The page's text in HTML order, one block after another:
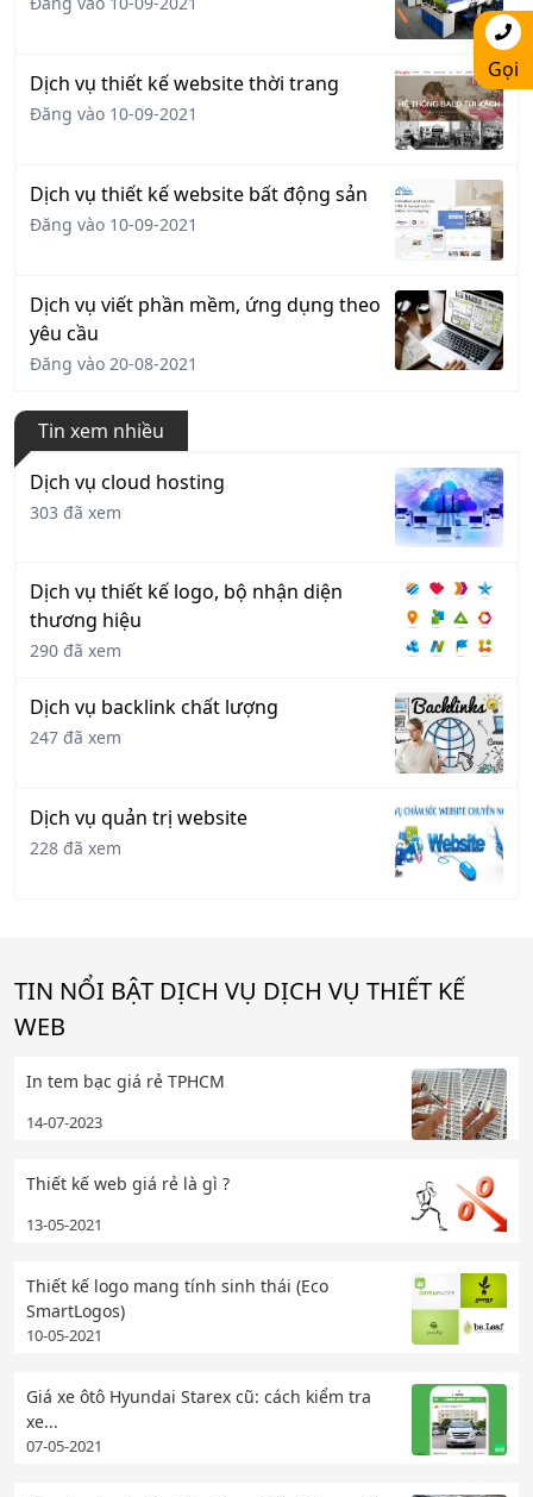
Dịch vụ thiết kế website thời trang
Đăng vào 10-09-2021
Dịch vụ thiết kế website bất động sản
Đăng vào 10-09-2021
Dịch vụ viết phần mềm, ứng dụng theo
yêu cầu
Đăng vào 20-08-2021
Tin xem nhiều
Dịch vụ cloud hosting
303 đã xem
Dịch vụ thiết kế logo, bộ nhận diện
thương hiệu
290 đã xem
Dịch vụ backlink chất lượng
247 đã xem
Dịch vụ quản trị website
228 đã xem
TIN NỔI BẬT DỊCH VỤ DỊCH VỤ THIẾT KẾ
WEB
In tem bạc giá rẻ TPHCM
14-07-2023
Thiết kế web giá rẻ là gì ?
13-05-2021
Thiết kế logo mang tính sinh thái (Eco
SmartLogos)
10-05-2021
Giá xe ôtô Hyundai Starex cũ: cách kiểm tra
xe...
07-05-2021
Gọi